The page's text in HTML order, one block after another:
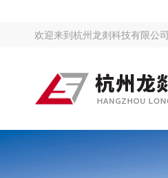
欢迎来到 杭州龙剡科技有限公司